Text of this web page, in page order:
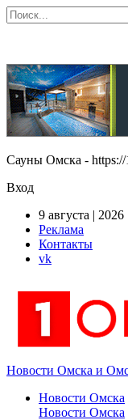
Сауны Омска - https://
Вход
9 августа |
Реклама
Контакты
vk
Новости Омска и
Новости Омска
Новости Омска